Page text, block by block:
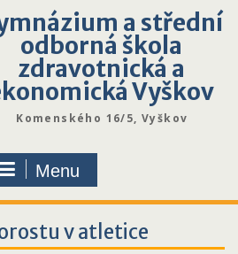
a střední
odborná škola
zdravotnická a
Vyškov
Komenského 16/5, Vyškov
Menu
v atletice